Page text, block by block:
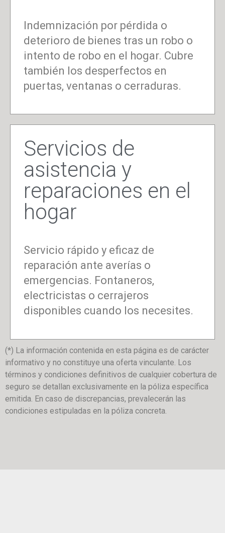
Indemnización por pérdida o
deterioro de bienes tras un robo o
intento de robo en el hogar. Cubre
también los desperfectos en
puertas, ventanas o cerraduras.
Servicios de
asistencia y
reparaciones en el
hogar
Servicio rápido y eficaz de
reparación ante averías o
emergencias. Fontaneros,
electricistas o cerrajeros
disponibles cuando los necesites.
(*) La información contenida en esta página es de carácter
informativo y no constituye una oferta vinculante. Los
términos y condiciones definitivos de cualquier cobertura de
seguro se detallan exclusivamente en la póliza específica
emitida. En caso de discrepancias, prevalecerán las
condiciones estipuladas en la póliza concreta.